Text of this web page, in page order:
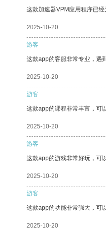
这款加速器VPM应用程序已
2025-10-20
游客
这款app的客服非常专业，遇
2025-10-20
游客
这款app的课程非常丰富，可
2025-10-20
游客
这款app的游戏非常好玩，可
2025-10-20
游客
这款app的功能非常强大，可
2025-10-20